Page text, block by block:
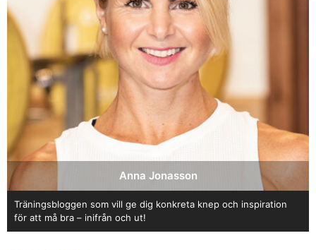
Anna Jonasson
Träningsbloggen som vill ge dig konkreta knep och inspiration
för att må bra – inifrån och ut!